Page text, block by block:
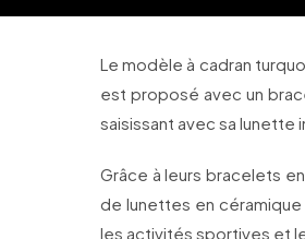
Le modèle à cadran
est proposé avec un
saisissant avec sa lunette
Grâce à leurs bracelets
de lunettes en
les activités sportives et